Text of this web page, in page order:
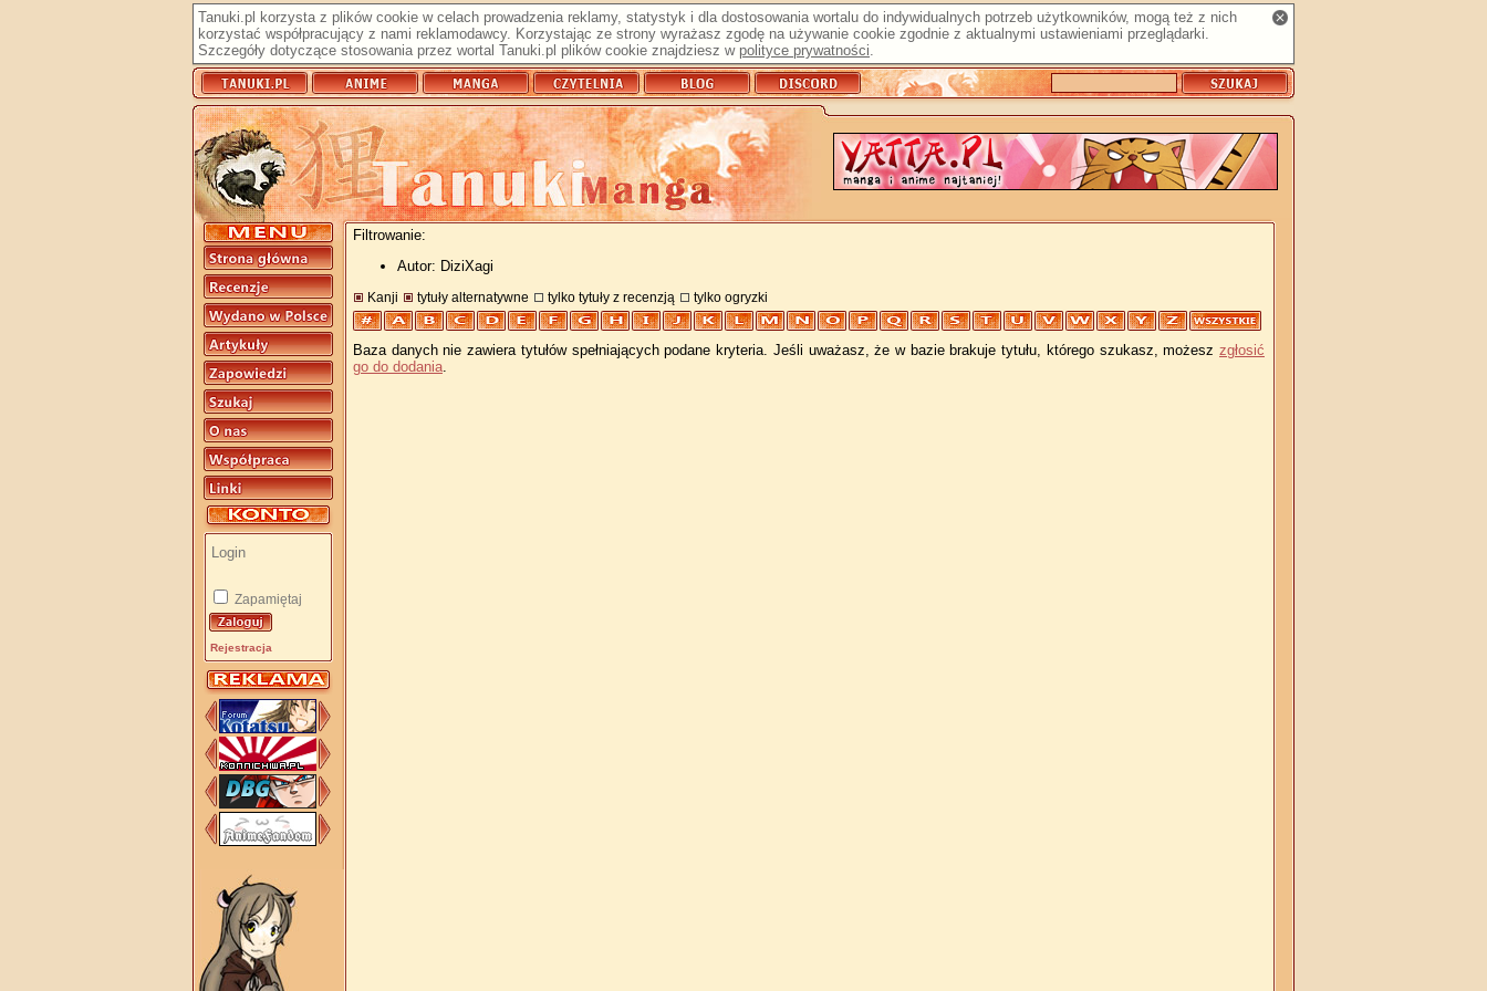
Tanuki.pl korzysta z plików cookie w celach prowadzenia reklamy, statystyk i dla dostosowania wortalu do indywidualnych potrzeb użytkowników, mogą też z nich
korzystać współpracujący z nami reklamodawcy. Korzystając ze strony wyrażasz zgodę na używanie cookie zgodnie z aktualnymi ustawieniami przeglądarki.
Szczegóły dotyczące stosowania przez wortal Tanuki.pl plików cookie znajdziesz w polityce prywatności.
Zapamiętaj
Rejestracja
Filtrowanie:
Autor: DiziXagi
Kanji tytuły alternatywne tylko tytuły z recenzją tylko ogryzki
Baza danych nie zawiera tytułów spełniających podane kryteria. Jeśli uważasz, że w bazie brakuje tytułu, którego szukasz, możesz zgłosić
go do dodania.